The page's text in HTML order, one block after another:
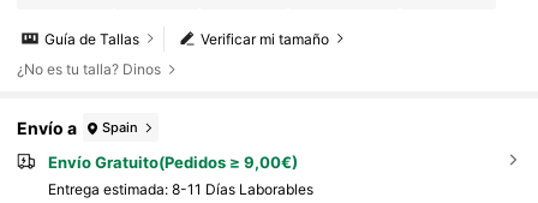
Verificar mi tamaño
Guía de Tallas
¿No es tu talla? Dinos
Envío a Spain
Envío Gratuito(Pedidos ≥ 9,00€)
Entrega estimada: 8-11 Días Laborables